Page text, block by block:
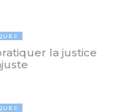
la justice